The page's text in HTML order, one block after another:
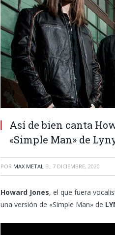
Así de bien canta
«Simple Man» de
POR MAX METAL EL 7 DICIEMBRE, 2020
Howard Jones, el que fuera
una versión de «Simple Man» de